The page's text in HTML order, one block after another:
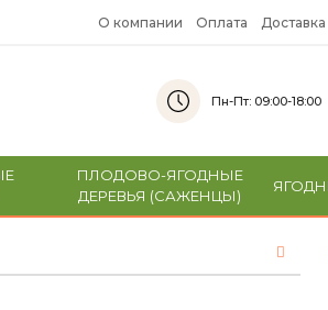
О компании Оплата Доставка
Пн-Пт: 09:00-18:00
ПЛОДОВО-ЯГОДНЫЕ
ДЕРЕВЬЯ (САЖЕНЦЫ)